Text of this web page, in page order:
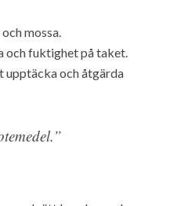
mossa.
och fuktighet på taket.
och åtgärda